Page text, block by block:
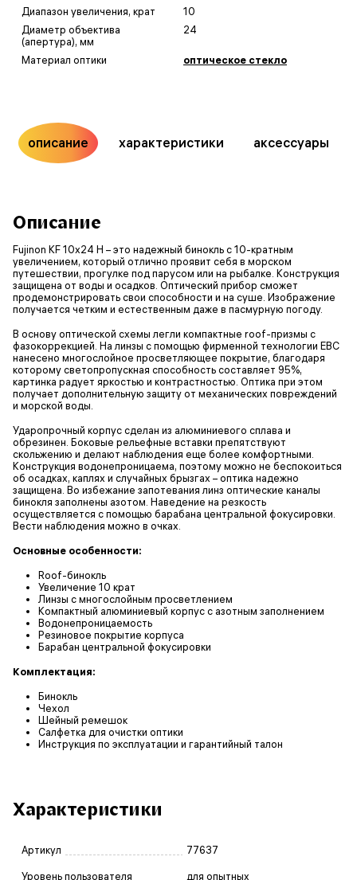
Диапазон увеличения, крат
10
Диаметр объектива
(апертура), мм
24
Материал оптики оптическое стекло
описание характеристики аксессуары
Описание
Fujinon KF 10x24 H – это надежный бинокль с 10-кратным
увеличением, который отлично проявит себя в морском
путешествии, прогулке под парусом или на рыбалке. Конструкция
защищена от воды и осадков. Оптический прибор сможет
продемонстрировать свои способности и на суше. Изображение
получается четким и естественным даже в пасмурную погоду.
В основу оптической схемы легли компактные roof-призмы с
фазокоррекцией. На линзы с помощью фирменной технологии EBC
нанесено многослойное просветляющее покрытие, благодаря
которому светопропускная способность составляет 95%,
картинка радует яркостью и контрастностью. Оптика при этом
получает дополнительную защиту от механических повреждений
и морской воды.
Ударопрочный корпус сделан из алюминиевого сплава и
обрезинен. Боковые рельефные вставки препятствуют
скольжению и делают наблюдения еще более комфортными.
Конструкция водонепроницаема, поэтому можно не беспокоиться
об осадках, каплях и случайных брызгах – оптика надежно
защищена. Во избежание запотевания линз оптические каналы
бинокля заполнены азотом. Наведение на резкость
осуществляется с помощью барабана центральной фокусировки.
Вести наблюдения можно в очках.
Основные особенности:
Roof-бинокль
Увеличение 10 крат
Линзы с многослойным просветлением
Компактный алюминиевый корпус с азотным заполнением
Водонепроницаемость
Резиновое покрытие корпуса
Барабан центральной фокусировки
Комплектация:
Бинокль
Чехол
Шейный ремешок
Салфетка для очистки оптики
Инструкция по эксплуатации и гарантийный талон
Характеристики
Артикул 77637
Уровень пользователя для опытных